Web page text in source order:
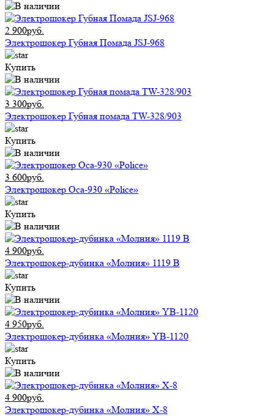
2 900руб.
Электрошокер Губная Помада JSJ-968
Купить
3 300руб.
Электрошокер Губная помада TW-328/903
Купить
3 600руб.
Электрошокер Оса-930 «Police»
Купить
4 900руб.
Электрошокер-дубинка «Молния» 1119 В
Купить
4 950руб.
Электрошокер-дубинка «Молния» YB-1120
Купить
4 900руб.
Электрошокер-дубинка «Молния» Х-8